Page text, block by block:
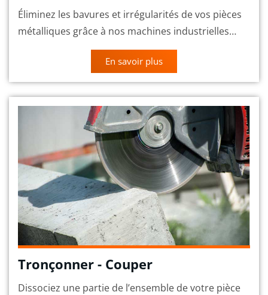
Éliminez les bavures et irrégularités de vos pièces
métalliques grâce à nos machines industrielles…
En savoir plus
Tronçonner - Couper
Dissociez une partie de l’ensemble de votre pièce